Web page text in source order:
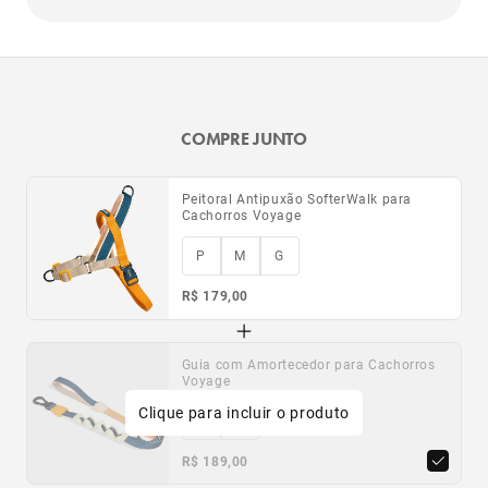
COMPRE JUNTO
Peitoral Antipuxão SofterWalk para
Cachorros Voyage
P M G
R$ 179,00
Guia com Amortecedor para Cachorros
Voyage
P G
R$ 189,00
Clique para incluir o produto